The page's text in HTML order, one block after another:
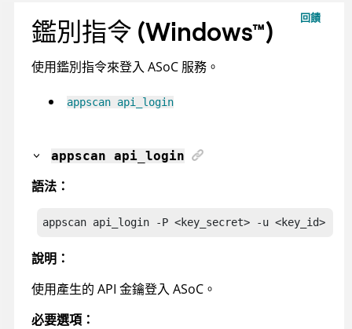
回饋
鑑別指令 (Windows™)
使用鑑別指令來登入 ASoC 服務。
appscan api_login
appscan api_login
語法：
appscan api_login -P <key_secret> -u <key_id>  -
說明：
使用產生的 API 金鑰登入 ASoC 。
必要選項：